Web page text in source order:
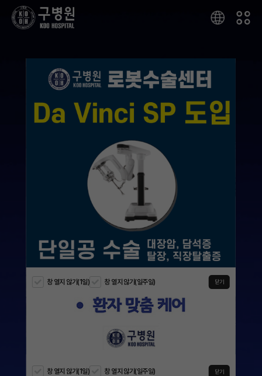
창 열지 않기(일주일)
창 열지 않기(1일) 창 열지 않기(일주일)
창 열지 않기(1일) 창 열지 않기(일주일)
창 열지 않기(1일) 창 열지 않기(일주일)